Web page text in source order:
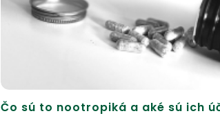
Čo sú to nootropiká a aké sú ich